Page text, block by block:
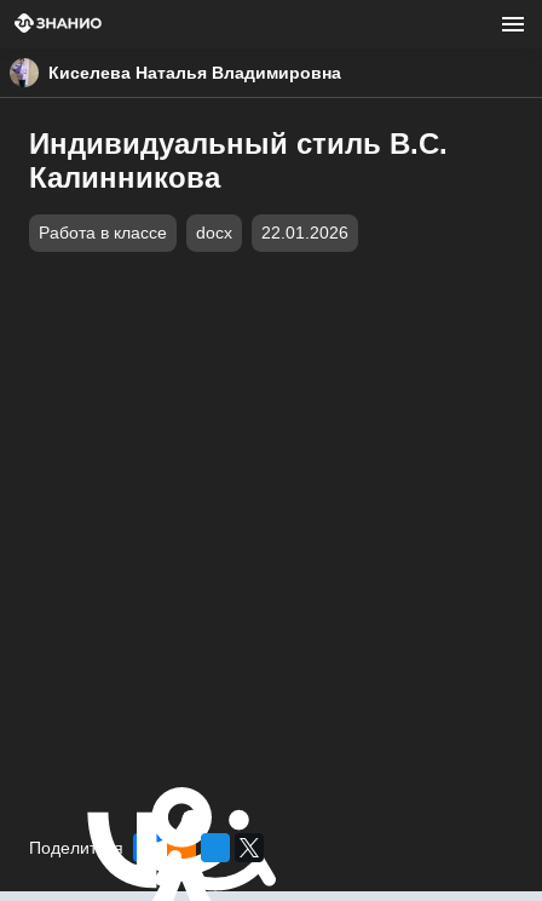
Киселева Наталья Владимировна
Индивидуальный стиль В.С.
Калинникова
Работа в классе docx 22.01.2026
Поделиться